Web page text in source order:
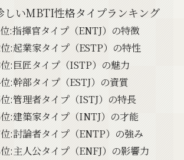
しいMBTI性格タイプランキング
:指揮官タイプ（ENTJ）の特徴
:起業家タイプ（ESTP）の特性
:巨匠タイプ（ISTP）の魅力
:幹部タイプ（ESTJ）の資質
:管理者タイプ（ISTJ）の特長
:建築家タイプ（INTJ）の才能
:討論者タイプ（ENTP）の強み
:主人公タイプ（ENFJ）の影響力